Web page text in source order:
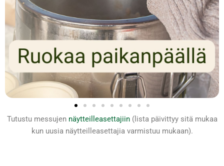
Tutustu messujen näytteilleasettajiin(lista päivittyy sitä mukaa
kun uusia näytteilleasettajia varmistuu mukaan).